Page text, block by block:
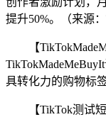
提升50%。（来源：
【
具转化力的购物标
【TikTok测试